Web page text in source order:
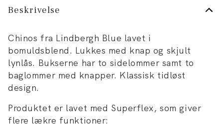
Beskrivelse
Chinos fra Lindbergh Blue lavet i
bomuldsblend. Lukkes med knap og skjult
lynlås. Bukserne har to sidelommer samt to
baglommer med knapper. Klassisk tidløst
design.
Produktet er lavet med Superflex, som giver
flere lækre funktioner: